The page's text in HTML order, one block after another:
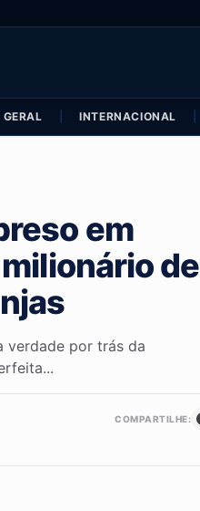
GERAL INTERNACIONAL
em
de
verdade por trás da
COMPARTILHE: